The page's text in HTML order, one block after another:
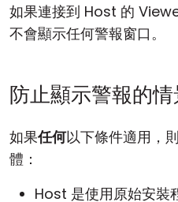
如果連接到 Host 的
不會顯示任何警報窗口。
防止顯示警報的
如果任何以下條件適用，
體：
Host 是使用原始安裝